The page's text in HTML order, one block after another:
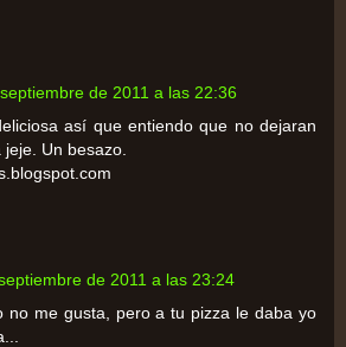
de 2011 a las 22:36
así que entiendo que no dejaran
Un besazo.
de 2011 a las 23:24
no me gusta, pero a tu pizza le daba yo